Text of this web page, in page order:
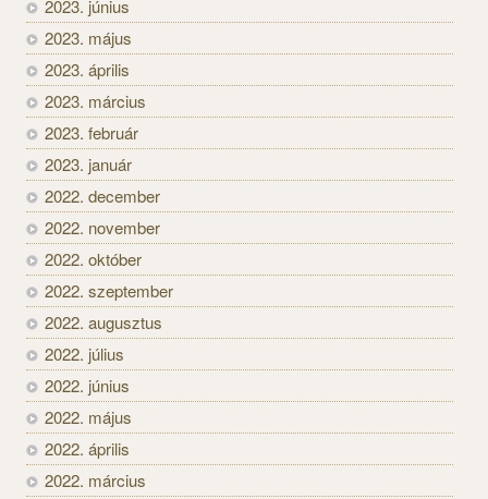
2023. június
2023. május
2023. április
2023. március
2023. február
2023. január
2022. december
2022. november
2022. október
2022. szeptember
2022. augusztus
2022. július
2022. június
2022. május
2022. április
2022. március